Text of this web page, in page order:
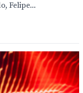
Felipe...